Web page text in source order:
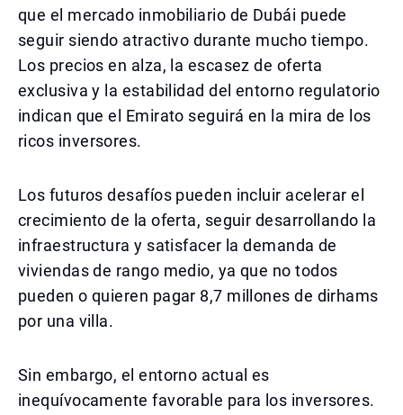
que el mercado inmobiliario de Dubái puede
seguir siendo atractivo durante mucho tiempo.
Los precios en alza, la escasez de oferta
exclusiva y la estabilidad del entorno regulatorio
indican que el Emirato seguirá en la mira de los
ricos inversores.
Los futuros desafíos pueden incluir acelerar el
crecimiento de la oferta, seguir desarrollando la
infraestructura y satisfacer la demanda de
viviendas de rango medio, ya que no todos
pueden o quieren pagar 8,7 millones de dirhams
por una villa.
Sin embargo, el entorno actual es
inequívocamente favorable para los inversores.